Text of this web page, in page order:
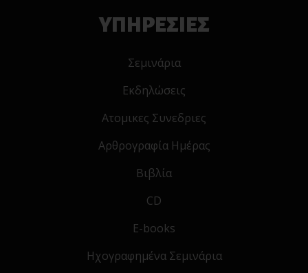
ΥΠΗΡΕΣΙΕΣ
Σεμινάρια
Εκδηλώσεις
Ατομικες Συνεδριες
Αρθρογραφία Ημέρας
Βιβλία
CD
E-books
Ηχογραφημένα Σεμινάρια